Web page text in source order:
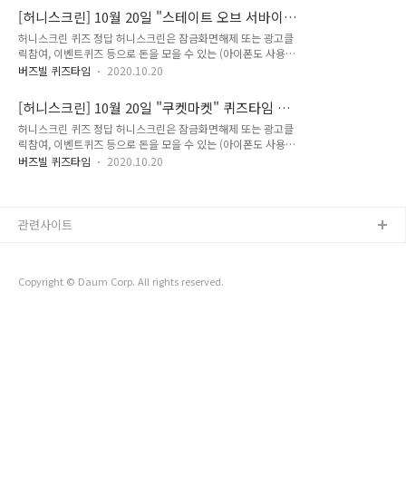
독퀴즈 블로그 카테고리를 확인해주세요! 돈독퀴즈 블로그 바로
가기 허니스크린 허니스크린은 잠금..
까합니다. 앞으로 다양하고 많은 퀴즈정답을 보다 손쉽게 알고
싶으시다면, 구독 또는 즐겨찾기 추가를 권장합니다. 네이버나
다음에 돈독퀴즈를 검색해주세요!! 허니스크린에 대해 더 자세
히 알고싶으시다면, ↓↓↓↓↓↓↓ 허니스크린 허니스크린은
잠금화면해제 또는 광고클릭참여, 이벤트퀴즈 등으로 돈을 모을
해제 또는 광고클릭으로 1P모으기가 가능하나 이렇게 퀴즈 이
벤트도 진행해요! 퀴즈이벤트는 참여시 50..
[허니스크린] 10월 20일 "스테이트 오브 서바이
벌" 퀴즈타임 정답
허니스크린 퀴즈 정답 허니스크린은 잠금화면해제 또는 광고클
릭참여, 이벤트퀴즈 등으로 돈을 모을 수 있는 (아이폰도 사용가
능한) 앱테크입니다. 보편적으로 잠금해제 또는 광고클릭으로
벤트는 참여시 50P적립 10월 20일 허니스크린 퀴즈 정답 Q.
S.O.S:스테이트 오브 서바이벌 퀴즈타임 스테이트 오브 서바이
벌의 런칭일은? (ㅅㅇㅇㅅㅇ) 정답은 시월이십일 해당포스팅이
도움이 되셨길바랍니다♡ 감사합니다♥
버즈빌 퀴즈타임 2020.10.20
[허니스크린] 10월 20일 "쿠켓마켓" 퀴즈타임 정
답
허니스크린 퀴즈 정답 허니스크린은 잠금화면해제 또는 광고클
릭참여, 이벤트퀴즈 등으로 돈을 모을 수 있는 (아이폰도 사용가
능한) 앱테크입니다. 보편적으로 잠금해제 또는 광고클릭으로
은 무엇일까요? (ㅅㅂㅂㅅㅇㄹㅈㄱ) 정답은 새벽배송이름짓기
버즈빌 퀴즈타임 2020.10.20
Copyright © Daum Corp. All rights reserved.
관련사이트